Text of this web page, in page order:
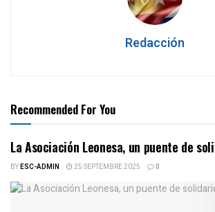
Redacción
Recommended For You
La Asociación Leonesa, un puente de
BYESC-ADMIN 25 SEPTEMBRE 2025 0